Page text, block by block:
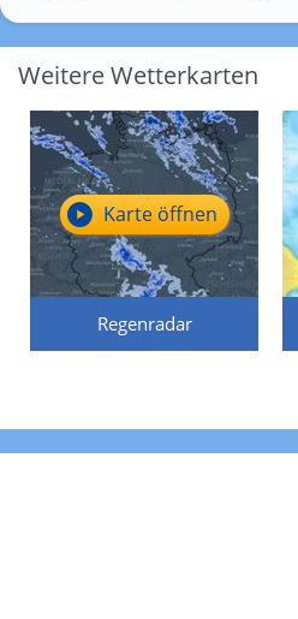
Weitere Wetterkarten
Regenradar
Karte öffnen